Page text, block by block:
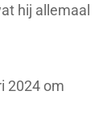
hij allemaal
2024 om